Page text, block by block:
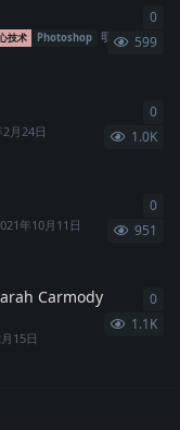
技术 Photoshop 明明发布于
599
0
月24日 1.0K
0
年10月11日 951
0
Carmody
15日
1.1K
0